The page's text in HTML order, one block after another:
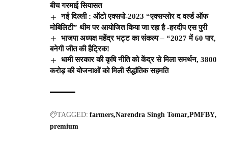
बीच गरमाई सियासत
नई दिल्ली : ऑटो एक्सपो-2023 “एक्सप्लोर द वर्ल्ड ऑफ
मोबिलिटी” थीम पर आयोजित किया जा रहा है -हरदीप एस पुरी
भाजपा अध्यक्ष महेंद्र भट्ट का संकल्प – “2027 में 60 पार,
बनेगी जीत की हैट्रिक!
धामी सरकार की कृषि नीति को केंद्र से मिला समर्थन, 3800
करोड़ की योजनाओं को मिली सैद्धांतिक सहमति
TAGGED: farmers Narendra Singh Tomar PMFBY
premium